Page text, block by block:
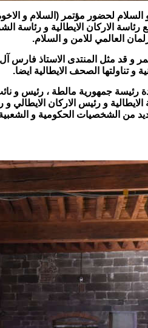
الاركان الايطالية و رئاسة
العالمي للامن و السلام.
و قد مثل المنتدى الاستاذ فارس
و تناولتها الصحف الايطالية ايضا.
جمهورية مالطة ، رئيس و
الايطالية و رئيس الاركان
من الشخصيات الحكومية و الشعبية